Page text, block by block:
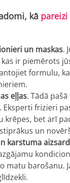
kā
un maskas.
ir piemērots
formulu,
eļļas. Tādā
Eksperti frizieri
krēpes, bet arī
un
karstuma
matu barošanu.